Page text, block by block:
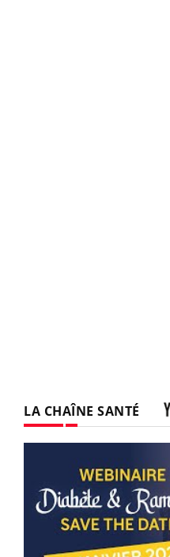
LA CHAÎNE SANTÉ